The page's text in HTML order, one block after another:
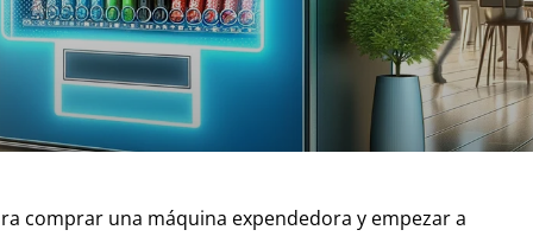
comprar una máquina expendedora y empezar a